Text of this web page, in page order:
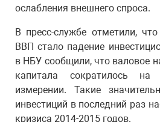
ослабления внешнего спроса.
В пресс-службе отметили,
ВВП стало падение
в НБУ сообщили, что валовое
капитала сократилось
измерении. Такие
инвестиций в последний раз
кризиса 2014-2015 годов.